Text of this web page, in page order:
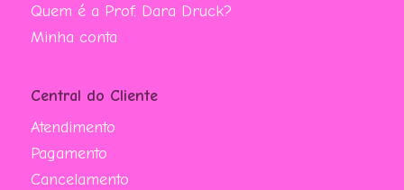
Quem é a Prof. Dara Druck?
Minha conta
Central do Cliente
Atendimento
Pagamento
Cancelamento